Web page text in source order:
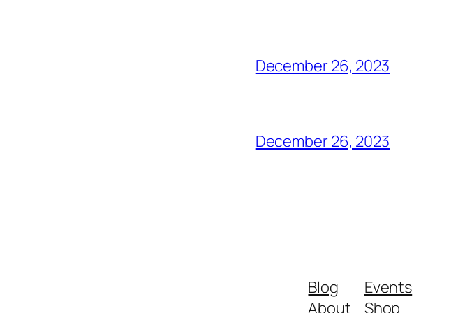
December 26, 2023
December 26, 2023
Blog
About
Events
Shop